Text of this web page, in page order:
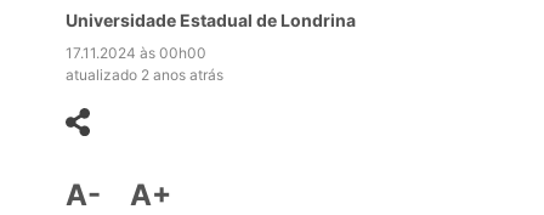
Universidade Estadual de Londrina
17.11.2024 às 00h00
atualizado 2 anos atrás
A- A+